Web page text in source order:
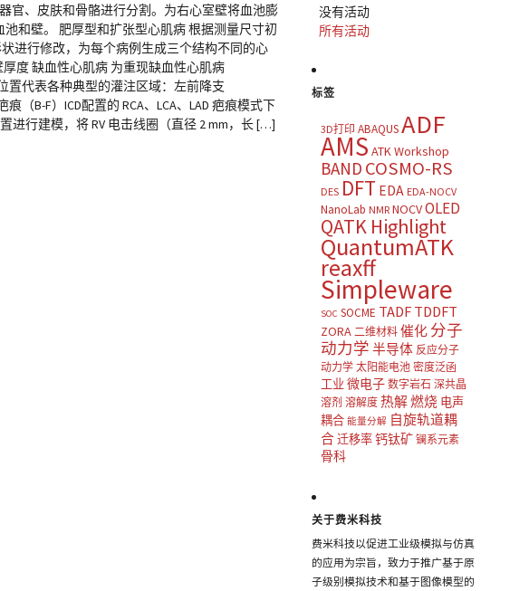
官、皮肤和骨骼进行分割。为右心室壁将血池膨
和壁。 肥厚型和扩张型心肌病 根据测量尺寸初
进行修改，为每个病例生成三个结构不同的心
厚度 缺血性心肌病 为重现缺血性心肌病
置代表各种典型的灌注区域：左前降支
（B-F）ICD配置的 RCA、LCA、LAD 疤痕模式下
进行建模，将 RV 电击线圈（直径 2 mm，长 […]
没有活动
所有活动
标签
3D打印 ABAQUSADF
AMS ATK Workshop
BAND COSMO-RS
DES DFT EDA EDA-NOCV
NanoLab NMR NOCVOLED
QATK Highlight
QuantumATK
reaxff
Simpleware
SOC SOCME TADF TDDFT
ZORA 二维材料 催化 分子
动力学 半导体 反应分子
动力学 太阳能电池 密度泛函
工业 微电子 数字岩石 深共晶
溶剂 溶解度 热解燃烧 电声
耦合 能量分解 自旋轨道耦
合迁移率钙钛矿 镧系元素
骨科
关于费米科技
费米科技以促进工业级模拟与仿真
的应用为宗旨，致力于推广基于原
子级别模拟技术和基于图像模型的